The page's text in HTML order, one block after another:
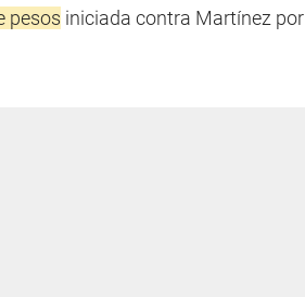
pesos iniciada contra Martínez por